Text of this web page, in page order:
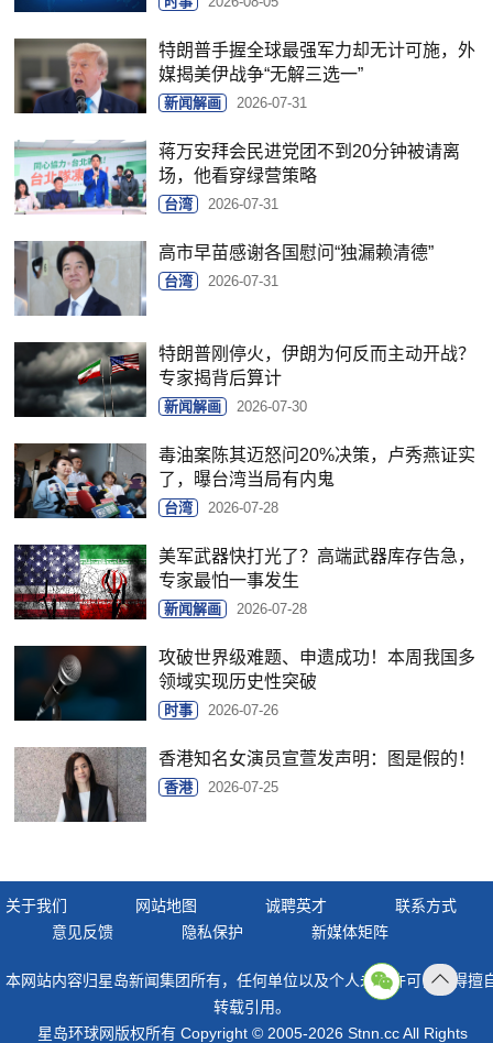
特朗普手握全球最强军力却无计可施，外
媒揭美伊战争“无解三选一”
新闻解画 2026-07-31
蒋万安拜会民进党团不到20分钟被请离
场，他看穿绿营策略
台湾 2026-07-31
高市早苗感谢各国慰问“独漏赖清德”
台湾 2026-07-31
特朗普刚停火，伊朗为何反而主动开战？
专家揭背后算计
新闻解画 2026-07-30
毒油案陈其迈怒问20%决策，卢秀燕证实
了，曝台湾当局有内鬼
台湾 2026-07-28
美军武器快打光了？高端武器库存告急，
专家最怕一事发生
新闻解画 2026-07-28
攻破世界级难题、申遗成功！本周我国多
领域实现历史性突破
时事 2026-07-26
香港知名女演员宣萱发声明：图是假的！
香港 2026-07-25
关于我们 网站地图 诚聘英才
联系方式
意见反馈
隐私保护 新媒体矩阵
本网站内容归星岛新闻集团所有，任何单位以及个人未经许可，不得擅
转载引用。
星岛环球网版权所有 Copyright © 2005-2026 Stnn.cc All Rights
顶部